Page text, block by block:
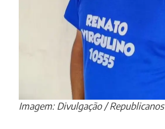
Imagem: Divulgação / Republicanos